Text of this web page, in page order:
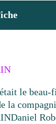
le beau-
la
Daniel